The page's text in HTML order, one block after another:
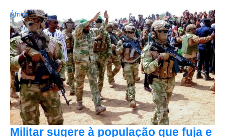
Militar sugere à população que fuja e
África